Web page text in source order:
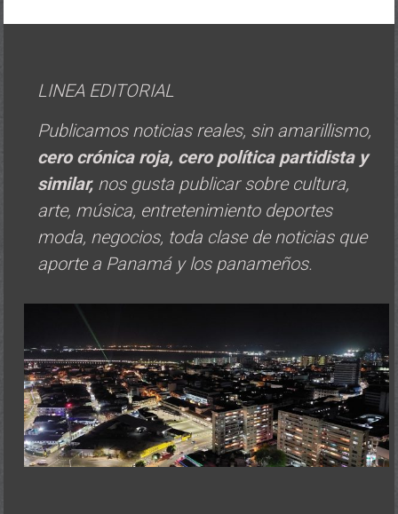
LINEA EDITORIAL
Publicamos noticias reales, sin amarillismo,
cero crónica roja, cero política partidista y
similar, nos gusta publicar sobre cultura,
arte, música, entretenimiento deportes
moda, negocios, toda clase de noticias que
aporte a Panamá y los panameños.